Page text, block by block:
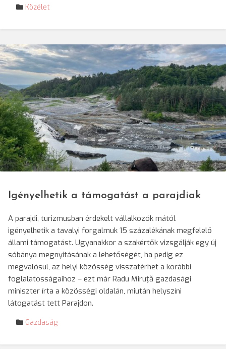
Közélet
© RMDSZ
Igényelhetik a támogatást a parajdiak
A parajdi, turizmusban érdekelt vállalkozók mától
igényelhetik a tavalyi forgalmuk 15 százalékának megfelelő
állami támogatást. Ugyanakkor a szakértők vizsgálják egy új
sóbánya megnyitásának a lehetőségét, ha pedig ez
megvalósul, az helyi közösség visszatérhet a korábbi
foglalatosságaihoz – ezt már Radu Miruță gazdasági
miniszter írta a közösségi oldalán, miután helyszíni
látogatást tett Parajdon.
Gazdaság